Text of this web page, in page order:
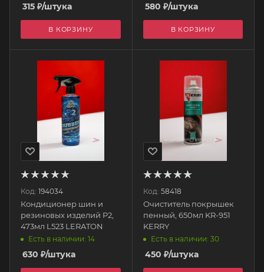
315 ₽/штука
В КОРЗИНУ
580 ₽/штука
В КОРЗИНУ
Код: 194034
Кондиционер шин и
резиновых изделий P2,
473мл L523 LERATON
Есть в наличии: 14
630 ₽/штука
Код: 58418
Очиститель покрышек
пенный, 650мл KR-951
KERRY
Есть в наличии: 30
450 ₽/штука